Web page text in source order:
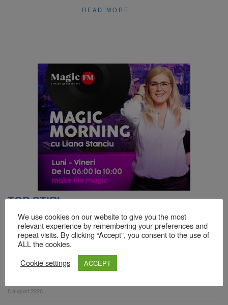
READ MORE
TOP ȘTIRI
Se schimbă examenul de medic specialist. Subiecte unice în toată
țara, aceeași oră și același barem
8 august ar putea deveni Ziua Europeană de Comemorare a
8 august 2026
We use cookies on our website to give you the most
relevant experience by remembering your preferences and
repeat visits. By clicking “Accept”, you consent to the use of
ALL the cookies.
Cookie settings
ACCEPT